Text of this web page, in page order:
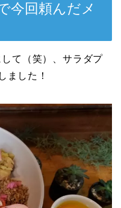
今回頼んだメ
て（笑）、サラダプ
ました！